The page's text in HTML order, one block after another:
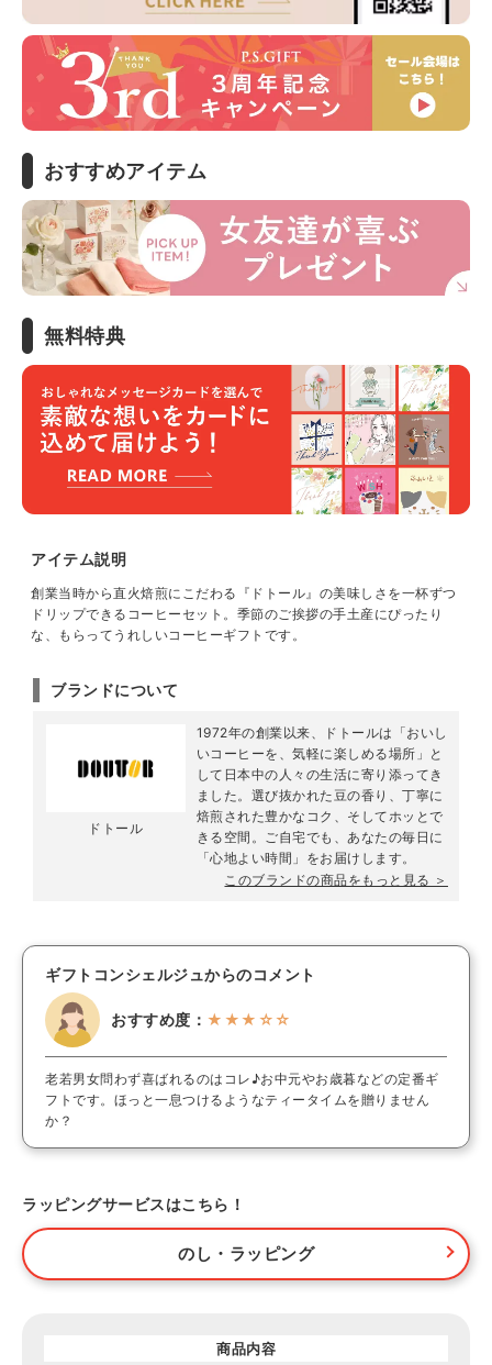
おすすめアイテム
無料特典
アイテム説明
創業当時から直火焙煎にこだわる『ドトール』の美味しさを一杯ずつ
ドリップできるコーヒーセット。季節のご挨拶の手土産にぴったり
な、もらってうれしいコーヒーギフトです。
ブランドについて
ドトール
1972年の創業以来、ドトールは「おいし
いコーヒーを、気軽に楽しめる場所」と
して日本中の人々の生活に寄り添ってき
ました。選び抜かれた豆の香り、丁寧に
焙煎された豊かなコク、そしてホッとで
きる空間。ご自宅でも、あなたの毎日に
「心地よい時間」をお届けします。
このブランドの商品をもっと見る ＞
ギフトコンシェルジュからのコメント
おすすめ度： ★★★☆☆
老若男女問わず喜ばれるのはコレ♪お中元やお歳暮などの定番ギ
フトです。ほっと一息つけるようなティータイムを贈りません
か？
ラッピングサービスはこちら！
のし・ラッピング
商品内容